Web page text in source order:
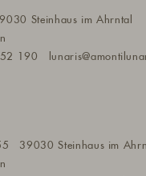
39030 Steinhaus im
Steinhaus im Ahrntal
190 lunaris@a